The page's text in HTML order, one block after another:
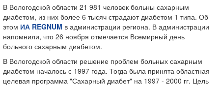
В Вологодской области 21 981 человек больны сахарным
диабетом, из них более 6 тысяч страдают диабетом 1 типа. Об
этом ИА REGNUM в администрации региона. В администрации
напомнили, что 26 ноября отмечается Всемирный день
больного сахарным диабетом.
В Вологодской области решение проблем больных сахарным
диабетом началось с 1997 года. Тогда была принята областная
целевая программа "Сахарный диабет" на 1997 - 2000 гг. Цель